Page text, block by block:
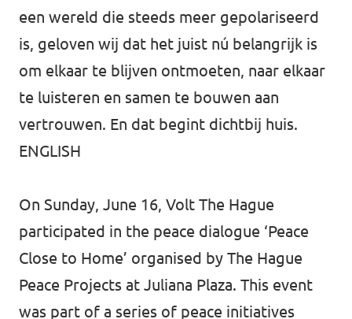
een wereld die steeds meer gepolariseerd
is, geloven wij dat het juist nú belangrijk is
om elkaar te blijven ontmoeten, naar elkaar
te luisteren en samen te bouwen aan
vertrouwen. En dat begint dichtbij huis.
ENGLISH
On Sunday, June 16, Volt The Hague
participated in the peace dialogue ‘Peace
Close to Home’ organised by The Hague
Peace Projects at Juliana Plaza. This event
was part of a series of peace initiatives